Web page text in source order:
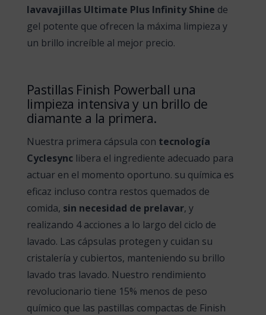
lavavajillas Ultimate Plus Infinity Shine de
gel potente que ofrecen la máxima limpieza y
un brillo increíble al mejor precio.
Pastillas Finish Powerball una
limpieza intensiva y un brillo de
diamante a la primera.
Nuestra primera cápsula con tecnología
Cyclesynclibera el ingrediente adecuado para
actuar en el momento oportuno. su química es
eficaz incluso contra restos quemados de
comida, sin necesidad de prelavar, y
realizando 4 acciones a lo largo del ciclo de
lavado. Las cápsulas protegen y cuidan su
cristalería y cubiertos, manteniendo su brillo
lavado tras lavado. Nuestro rendimiento
revolucionario tiene 15% menos de peso
químico que las pastillas compactas de Finish